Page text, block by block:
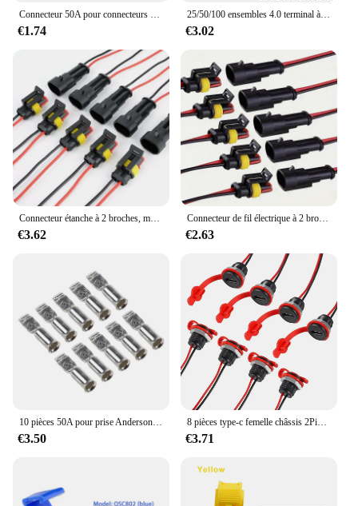
Connecteur 50A pour connecteurs de prise de Style Anderson, alimentation cc, caravane solaire, prise de moto, adaptateur de charge de batterie, accessoires
€1.74
25/50/100 ensembles 4.0 terminal à sertir balle connecteur de fil électrique de voiture diamètre 4mm femelle + mâle + boîtier terminal de presse à froid
€3.02
Connecteur étanche à 2 broches, mâle et femelle, fil 20awg, adapté à voiture, camion, bateau, autre connexion de fil, 5 paires
€3.62
Connecteur de fil électrique à 2 broches, prise mâle et femelle 18AWG, connecteurs de fil à déconnexion rapide pour voiture, camion, 10 pièces
€2.63
10 pièces 50A pour prise Anderson Contacts broches cosses bornes pour connecteurs 50 ampères 12AWG prise d'aviation de puissance circulaire
€3.50
8 pièces type-c femelle châssis 2Pin type-c femelle prise connecteur étanche Jack femelle Port de charge 3A USB-C chargeur prise
€3.71